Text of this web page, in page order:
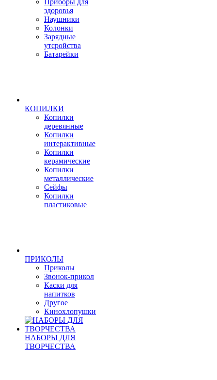
Приборы для
здоровья
Наушники
Колонки
Зарядные
утсройства
Батарейки
КОПИЛКИ
Копилки
деревянные
Копилки
интерактивные
Копилки
керамические
Копилки
металлические
Сейфы
Копилки
пластиковые
ПРИКОЛЫ
Приколы
Звонок-прикол
Каски для
напитков
Другое
Кинохлопушки
НАБОРЫ ДЛЯ
ТВОРЧЕСТВА